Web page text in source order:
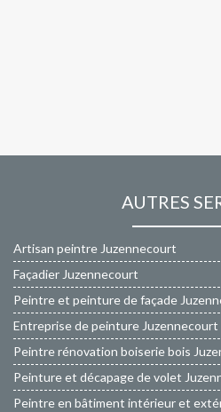
AUTRES
Artisan peintre Juzennecourt
Façadier Juzennecourt
Peintre et peinture de façade
Entreprise de peinture Juzennecourt
Peintre rénovation boiserie bois
Peinture et décapage de volet
Peintre en bâtiment intérieur et